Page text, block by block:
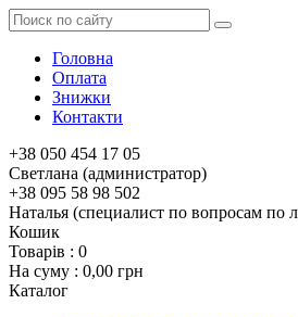
Головна
Оплата
Знижки
Контакти
+38 050 454 17 05
Светлана (администратор)
+38 095 58 98 502
Наталья (специалист по вопросам по
Кошик
Товарів : 0
На суму : 0,00 грн
Каталог